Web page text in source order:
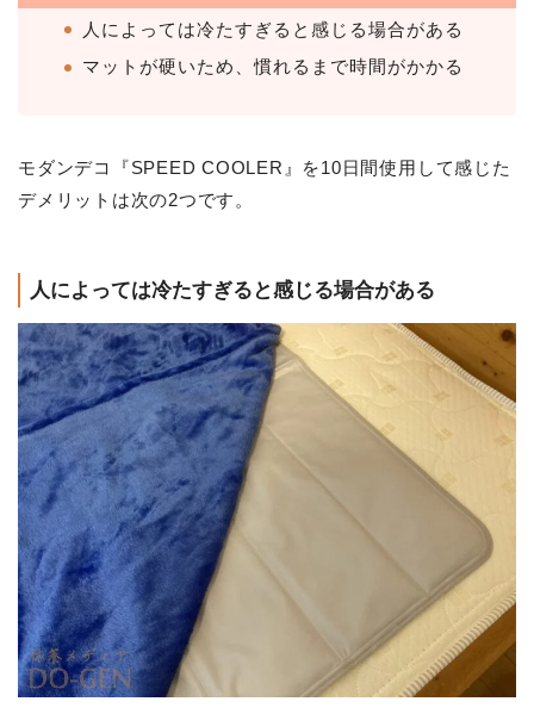
人によっては冷たすぎると感じる場合がある
マットが硬いため、慣れるまで時間がかかる
モダンデコ『SPEED COOLER』を10日間使用して感じた
デメリットは次の2つです。
人によっては冷たすぎると感じる場合がある